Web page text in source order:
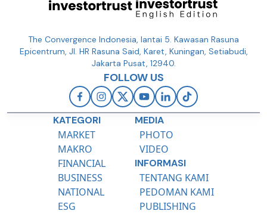
The Convergence Indonesia, lantai 5. Kawasan Rasuna
Epicentrum, Jl. HR Rasuna Said, Karet, Kuningan, Setiabudi,
Jakarta Pusat, 12940.
FOLLOW US
KATEGORI
MARKET
MAKRO
FINANCIAL
BUSINESS
NATIONAL
ESG
MEDIA
PHOTO
VIDEO
INFORMASI
TENTANG KAMI
PEDOMAN KAMI
PUBLISHING